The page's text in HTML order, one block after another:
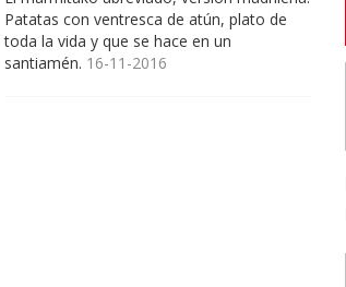
Patatas con ventresca de atún, plato de
toda la vida y que se hace en un
santiamén. 16-11-2016